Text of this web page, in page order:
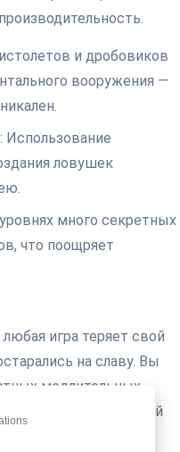
и дробовиков
вооружения —
Использование
ловушек
много секретных
что поощряет
игра теряет свой
на славу. Вы
медлительных
с дальней
тип требует